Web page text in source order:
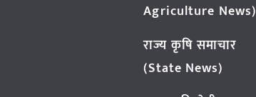
Agriculture News)
राज्य कृषि समाचार
(State News)